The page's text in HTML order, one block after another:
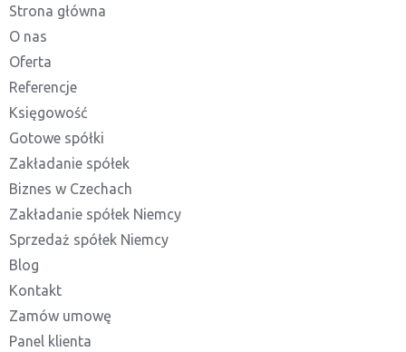
Strona główna
O nas
Oferta
Referencje
Księgowość
Gotowe spółki
Zakładanie spółek
Biznes w Czechach
Zakładanie spółek Niemcy
Sprzedaż spółek Niemcy
Blog
Kontakt
Zamów umowę
Panel klienta